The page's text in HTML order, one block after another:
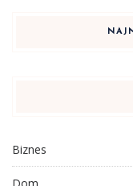
Biznes
Dom